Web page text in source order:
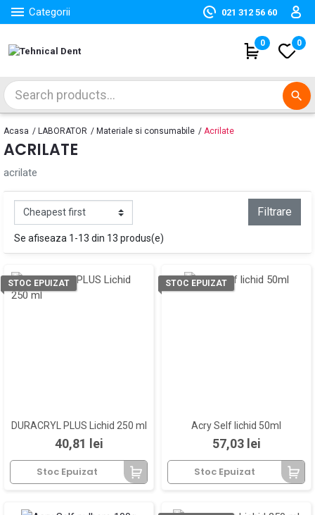
 Categorii 021 312 56 60
0 0
search
Acasa LABORATOR Materiale si consumabile Acrilate
ACRILATE
acrilate
Filtrare
Se afiseaza 1-13 din 13 produs(e)
DURACRYL PLUS Lichid 250 ml
Pret
40,81 lei
Stoc Epuizat
STOC EPUIZAT
Acry Self lichid 50ml
Pret
57,03 lei
Stoc Epuizat
STOC EPUIZAT